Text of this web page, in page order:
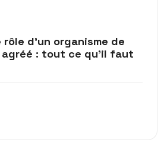
rôle d’un organisme de
: tout ce qu’il faut